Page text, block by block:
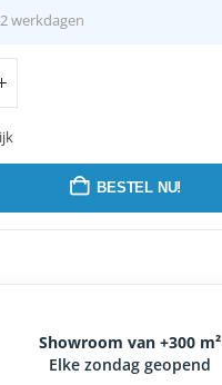
werkdagen
BESTEL NU!
Showroom van +300 m²
Elke zondag geopend